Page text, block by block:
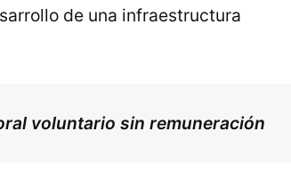
de una infraestructura
voluntario sin remuneración